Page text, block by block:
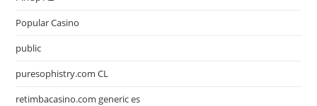
Popular Casino
public
puresophistry.com CL
retimbacasino.com generic es